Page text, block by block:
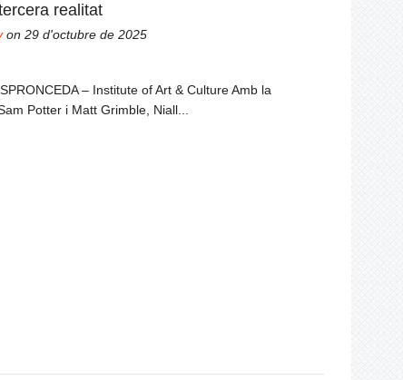
realitat
on 29 d'octubre de 2025
– Institute of Art & Culture Amb la
Potter i Matt Grimble, Niall...